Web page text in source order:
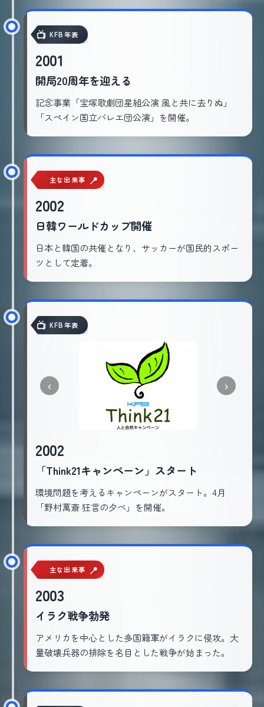
KFB年表
2001
開局20周年を迎える
記念事業「宝塚歌劇団星組公演 風と共に去りぬ」
「スペイン国立バレエ団公演」を開催。
主な出来事
2002
日韓ワールドカップ開催
日本と韓国の共催となり、サッカーが国民的スポー
ツとして定着。
KFB年表
‹ ›
2002
「Think21キャンペーン」スタート
環境問題を考えるキャンペーンがスタート。4月
「野村萬斎 狂言の夕べ」を開催。
主な出来事
2003
イラク戦争勃発
アメリカを中心とした多国籍軍がイラクに侵攻。大
量破壊兵器の排除を名目とした戦争が始まった。